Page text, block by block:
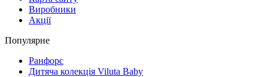
Виробники
Акції
Популярне
Ранфорс
Дитяча колекція Viluta Baby